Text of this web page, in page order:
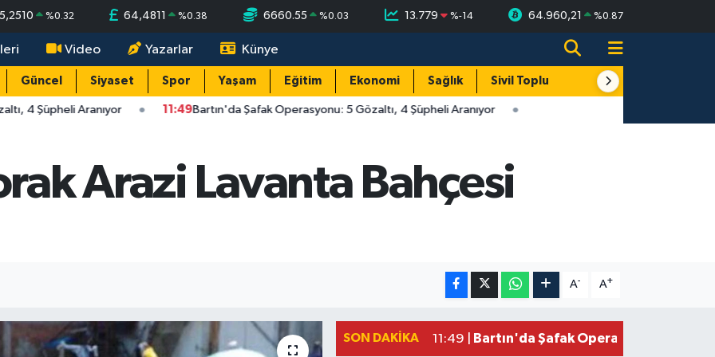
%0.32 64,4811 %0.38 6660.55 %0.03 13.779 %-14 64.960,21 %0.87
Video Yazarlar Künye
Güncel Siyaset Spor Yaşam Eğitim Ekonomi Sağlık Sivil Toplum Turizm
4 Şüpheli Aranıyor 11:49Bartın'da Şafak Operasyonu: 5 Gözaltı, 4 Şüpheli Aranıyor
Arazi Lavanta Bahçesi
A- A+
SON DAKIKA 11:49 | Bartın'da Şafak Operasyonu: 5